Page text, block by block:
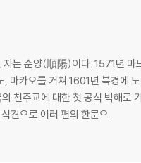
는 순양(順陽)이다. 1571년
마카오를 거쳐 1601년 북경에
천주교에 대한 첫 공식 박해
견으로 여러 편의 한문으